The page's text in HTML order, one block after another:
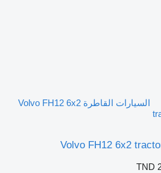
السيارات القاطرة Volvo FH12 6x2
Volvo FH12 6x2
TND